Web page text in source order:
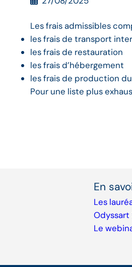
Les frais admissibles
les frais de transport
les frais de restauration
les frais d’hébergement
les frais de production
Pour une liste plus
En
Les
Odyssart
Le